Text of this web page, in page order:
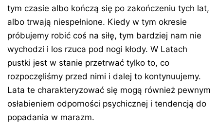
tym czasie albo kończą się po zakończeniu tych lat,
albo trwają niespełnione. Kiedy w tym okresie
próbujemy robić coś na siłę, tym bardziej nam nie
wychodzi i los rzuca pod nogi kłody. W Latach
pustki jest w stanie przetrwać tylko to, co
rozpoczęliśmy przed nimi i dalej to kontynuujemy.
Lata te charakteryzować się mogą również pewnym
osłabieniem odporności psychicznej i tendencją do
popadania w marazm.